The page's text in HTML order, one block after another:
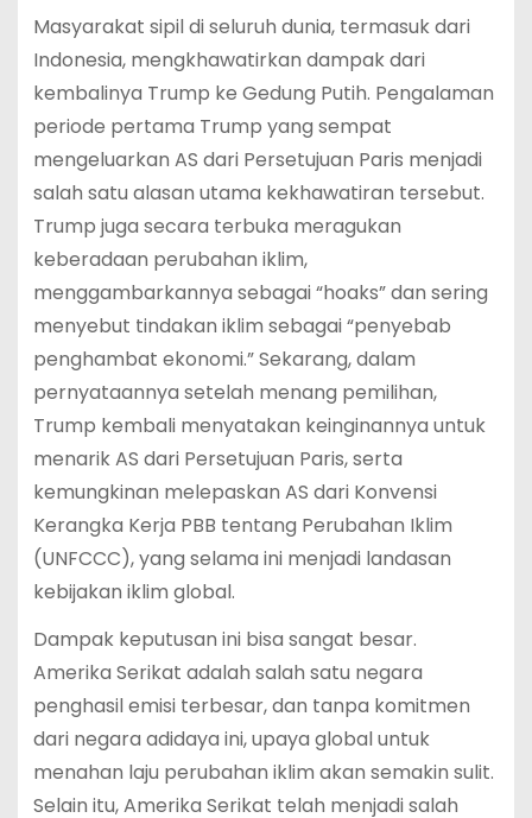
Masyarakat sipil di seluruh dunia, termasuk dari
Indonesia, mengkhawatirkan dampak dari
kembalinya Trump ke Gedung Putih. Pengalaman
periode pertama Trump yang sempat
mengeluarkan AS dari Persetujuan Paris menjadi
salah satu alasan utama kekhawatiran tersebut.
Trump juga secara terbuka meragukan
keberadaan perubahan iklim,
menggambarkannya sebagai “hoaks” dan sering
menyebut tindakan iklim sebagai “penyebab
penghambat ekonomi.” Sekarang, dalam
pernyataannya setelah menang pemilihan,
Trump kembali menyatakan keinginannya untuk
menarik AS dari Persetujuan Paris, serta
kemungkinan melepaskan AS dari Konvensi
Kerangka Kerja PBB tentang Perubahan Iklim
(UNFCCC), yang selama ini menjadi landasan
kebijakan iklim global.
Dampak keputusan ini bisa sangat besar.
Amerika Serikat adalah salah satu negara
penghasil emisi terbesar, dan tanpa komitmen
dari negara adidaya ini, upaya global untuk
menahan laju perubahan iklim akan semakin sulit.
Selain itu, Amerika Serikat telah menjadi salah